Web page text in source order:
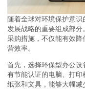
随着全球对环境保护意
发展战略的重要组成部
采购措施，不仅能有效
营效率。
首先，选择环保型办公
有节能认证的电脑、打
纸张和文具，能够大幅